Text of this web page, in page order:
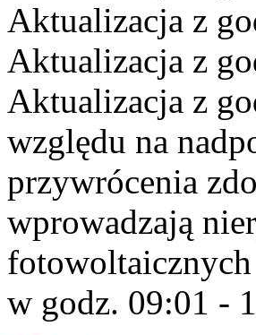
Aktualizacja z
Aktualizacja z
Aktualizacja z
względu na
przywrócenia
wprowadzają
w godz. 09:01 -